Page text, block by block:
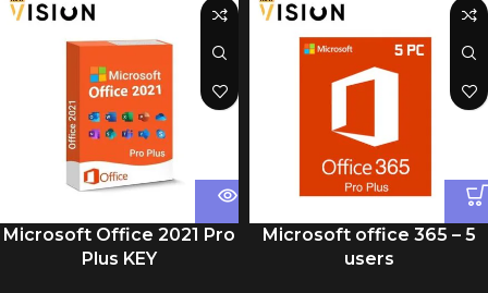
Microsoft office 365 – 5
users
Microsoft Office 2021 Pro
Plus KEY